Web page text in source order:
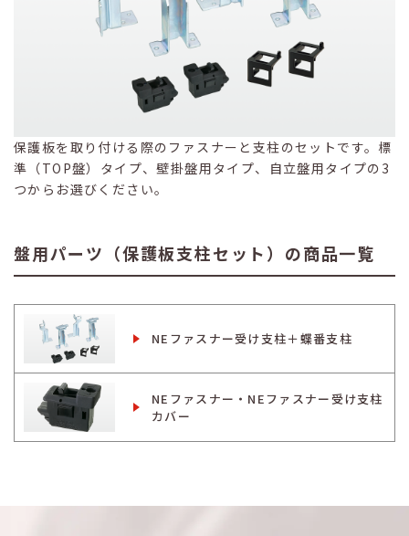
保護板を取り付ける際のファスナーと支柱のセットです。標
準（TOP盤）タイプ、壁掛盤用タイプ、自立盤用タイプの3
つからお選びください。
盤用パーツ（保護板支柱セット）の商品一覧
NEファスナー受け支柱＋蝶番支柱
NEファスナー・NEファスナー受け支柱
カバー